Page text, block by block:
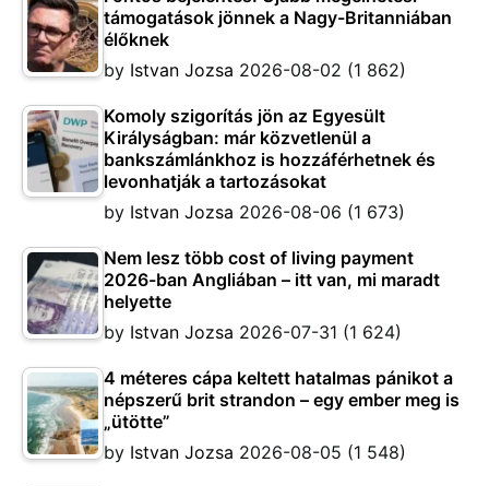
támogatások jönnek a Nagy-Britanniában
élőknek
by Istvan Jozsa 2026-08-02 (1 862)
Komoly szigorítás jön az Egyesült
Királyságban: már közvetlenül a
bankszámlánkhoz is hozzáférhetnek és
levonhatják a tartozásokat
by Istvan Jozsa 2026-08-06 (1 673)
Nem lesz több cost of living payment
2026-ban Angliában – itt van, mi maradt
helyette
by Istvan Jozsa 2026-07-31 (1 624)
4 méteres cápa keltett hatalmas pánikot a
népszerű brit strandon – egy ember meg is
„ütötte”
by Istvan Jozsa 2026-08-05 (1 548)